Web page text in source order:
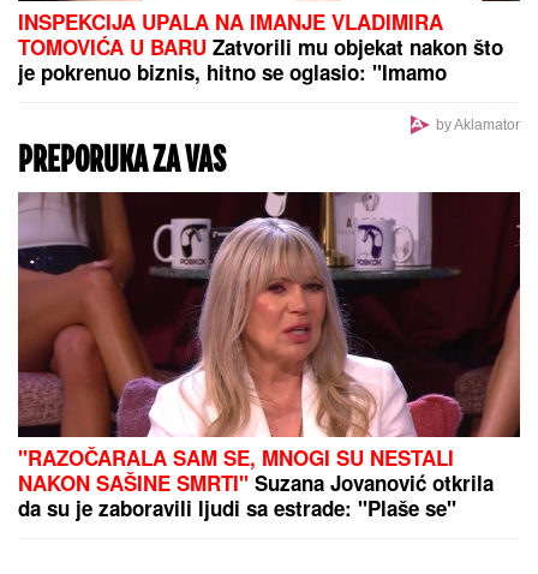
"Varao me je, ali me nikada nije ponižavao": Folkeru
žena oprostila što je bio intiman sa drugim ženama,
ovako priča o svemu
Mesecima je planirala venčanje, a onda je pred
oltarom usledio šok: "Čekaj... je l' ovo moguće?"